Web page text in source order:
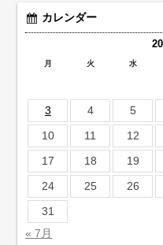
カレンダー
月 火 水
3
4 5
10
11 12
17
18 19
24
25 26
31
« 7月